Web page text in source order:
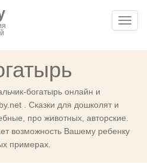
богатырь онлайн и
. Сказки для дошколят и
про животных, авторские.
возможность Вашему ребенку
примерах.